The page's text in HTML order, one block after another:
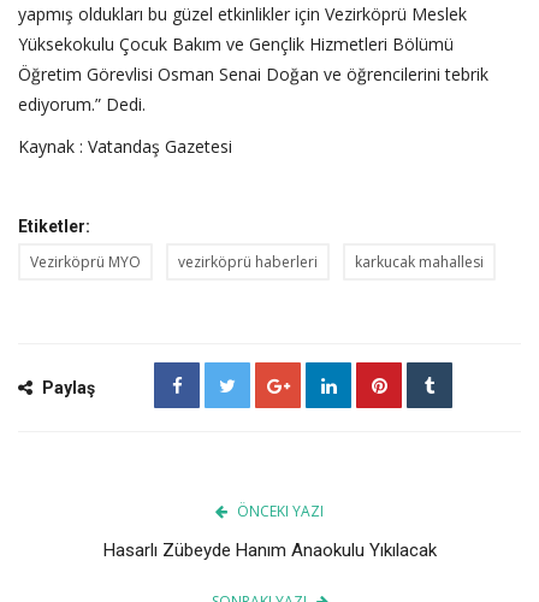
yapmış oldukları bu güzel etkinlikler için Vezirköprü Meslek
Yüksekokulu Çocuk Bakım ve Gençlik Hizmetleri Bölümü
Öğretim Görevlisi Osman Senai Doğan ve öğrencilerini tebrik
ediyorum.” Dedi.
Kaynak : Vatandaş Gazetesi
Etiketler:
Vezirköprü MYO vezirköprü haberleri karkucak mahallesi
Paylaş
ÖNCEKI YAZI
Hasarlı Zübeyde Hanım Anaokulu Yıkılacak